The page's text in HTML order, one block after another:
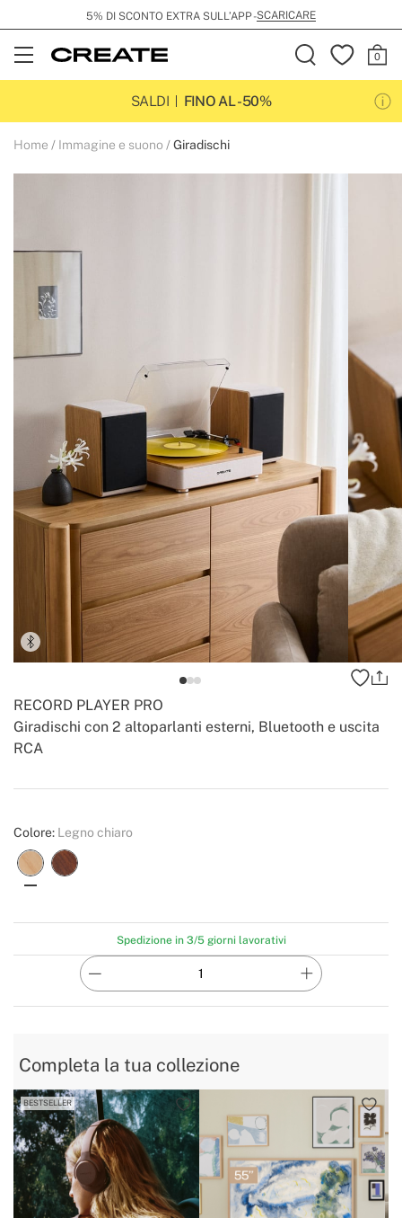
5% DI SCONTO EXTRA SULL’APP -SCARICARE
Open
Menu
SALDI
FINO AL -50%
Home Immagine e suono Giradischi
Giradischi con 2 altoparlanti esterni, Bluetooth e uscita
RCA
RECORD PLAYER PRO
Create
Colore: Legno chiaro
Spedizione in 3/5 giorni lavorativi
Completa la tua collezione
BESTSELLER